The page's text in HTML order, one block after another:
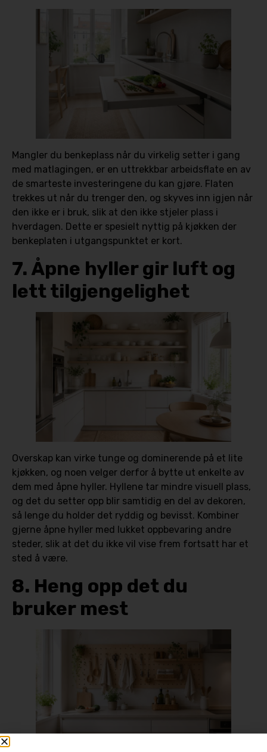
Mangler du benkeplass når du virkelig setter i gang
med matlagingen, er en uttrekkbar arbeidsflate en av
de smarteste investeringene du kan gjøre. Flaten
trekkes ut når du trenger den, og skyves inn igjen når
den ikke er i bruk, slik at den ikke stjeler plass i
hverdagen. Dette er spesielt nyttig på kjøkken der
benkeplaten i utgangspunktet er kort.
7. Åpne hyller gir luft og
lett tilgjengelighet
Overskap kan virke tunge og dominerende på et lite
kjøkken, og noen velger derfor å bytte ut enkelte av
dem med åpne hyller. Hyllene tar mindre visuell plass,
og det du setter opp blir samtidig en del av dekoren,
så lenge du holder det ryddig og bevisst. Kombiner
gjerne åpne hyller med lukket oppbevaring andre
steder, slik at det du ikke vil vise frem fortsatt har et
sted å være.
8. Heng opp det du
bruker mest